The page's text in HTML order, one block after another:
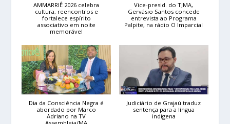
AMMARRIÊ 2026 celebra
cultura, reencontros e
fortalece espírito
associativo em noite
memorável
Vice-presid. do TJMA,
Gervásio Santos concede
entrevista ao Programa
Palpite, na rádio O Imparcial
Dia da Consciência Negra é
abordado por Marco
Adriano na TV
Judiciário de Grajaú traduz
sentença para a língua
indígena